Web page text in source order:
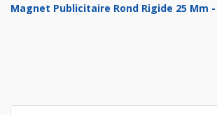
Magnet Publicitaire Rond Rigide 25 Mm -